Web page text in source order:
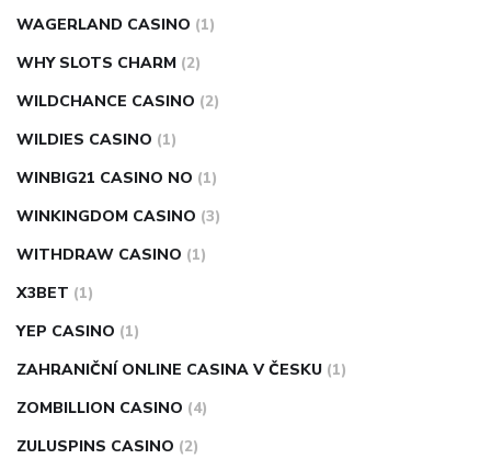
WAGERLAND CASINO (1)
WHY SLOTS CHARM (2)
WILDCHANCE CASINO (2)
WILDIES CASINO (1)
WINBIG21 CASINO NO (1)
WINKINGDOM CASINO (3)
WITHDRAW CASINO (1)
X3BET (1)
YEP CASINO (1)
ZAHRANIČNÍ ONLINE CASINA V ČESKU (1)
ZOMBILLION CASINO (4)
ZULUSPINS CASINO (2)